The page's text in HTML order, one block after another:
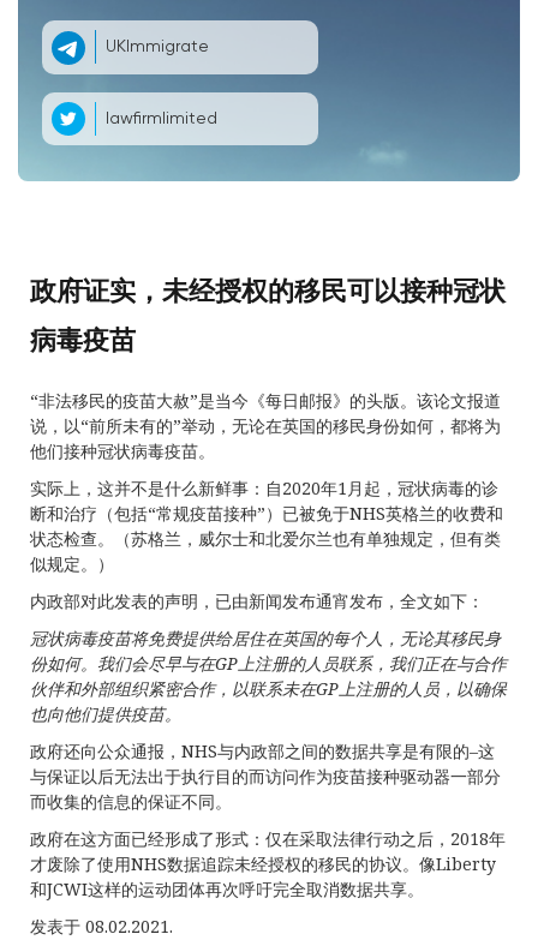
UKImmigrate
lawfirmlimited
政府证实，未经授权的移民可以接种冠状
病毒疫苗
“非法移民的疫苗大赦”是当今《每日邮报》的头版。该论文报道
说，以“前所未有的”举动，无论在英国的移民身份如何，都将为
他们接种冠状病毒疫苗。
实际上，这并不是什么新鲜事：自2020年1月起，冠状病毒的诊
断和治疗（包括“常规疫苗接种”）已被免于NHS英格兰的收费和
状态检查。（苏格兰，威尔士和北爱尔兰也有单独规定，但有类
似规定。）
内政部对此发表的声明，已由新闻发布通宵发布，全文如下：
冠状病毒疫苗将免费提供给居住在英国的每个人，无论其移民身
份如何。我们会尽早与在GP上注册的人员联系，我们正在与合作
伙伴和外部组织紧密合作，以联系未在GP上注册的人员，以确保
也向他们提供疫苗。
政府还向公众通报，NHS与内政部之间的数据共享是有限的–这
与保证以后无法出于执行目的而访问作为疫苗接种驱动器一部分
而收集的信息的保证不同。
政府在这方面已经形成了形式：仅在采取法律行动之后，2018年
才废除了使用NHS数据追踪未经授权的移民的协议。像Liberty
和JCWI这样的运动团体再次呼吁完全取消数据共享。
发表于 08.02.2021.